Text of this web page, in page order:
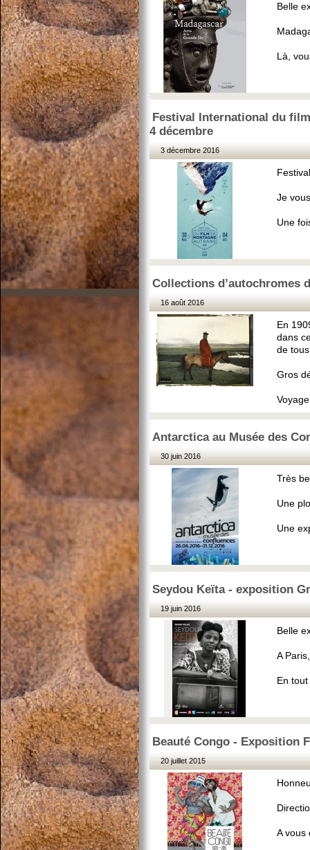
Belle
Là,
Festival International du
4 décembre
3 décembre 2016
Je
Une
Collections d’autochromes
16 août 2016
En
dans
de
Gros
Antarctica au Musée des
30 juin 2016
Très
Une
Une
Seydou Keïta - exposition
19 juin 2016
Belle
A
En
Beauté Congo - Exposition
20 juillet 2015
A vous